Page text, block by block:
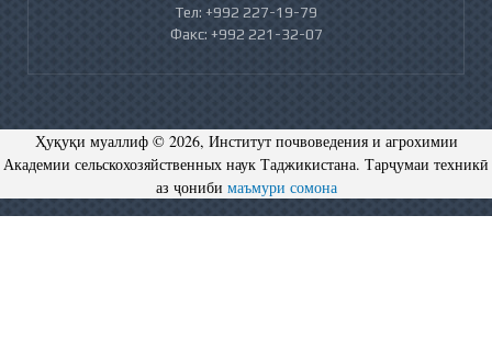
Тел: +992 227-19-79
Факс: +992 221-32-07
Ҳуқуқи муаллиф © 2026, Институт почвоведения и агрохимии
Академии сельскохозяйственных наук Таджикистана. Тарҷумаи техникӣ
аз ҷониби маъмури сомона